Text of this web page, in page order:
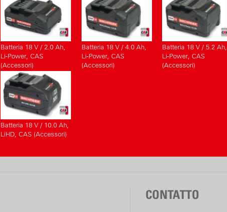
Batteria 18 V / 2.0 Ah,
Li-Power, CAS
(Accessori)
Batteria 18 V / 4.0 Ah,
Li-Power, CAS
(Accessori)
Batteria 18 V / 5.2 Ah,
Li-Power, CAS
(Accessori)
Batteria 18 V / 10.0 Ah,
LiHD, CAS (Accessori)
CONTATTO